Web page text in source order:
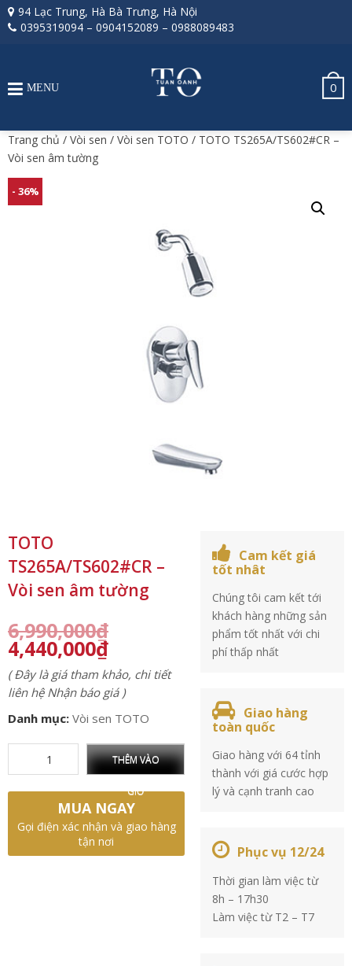
94 Lạc Trung, Hà Bà Trưng, Hà Nội
0395319094 – 0904152089 – 0988089483
0
MENU
Trang chủ / Vòi sen / Vòi sen TOTO / TOTO TS265A/TS602#CR –
Vòi sen âm tường
- 36%
TOTO
TS265A/TS602#CR –
Vòi sen âm tường
6,990,000₫
4,440,000₫
( Đây là giá tham khảo, chi tiết
liên hệ Nhận báo giá )
Danh mục: Vòi sen TOTO
THÊM VÀO
GIỎ
MUA NGAY
Gọi điện xác nhận và giao hàng
tận nơi
Cam kết giá
tốt nhât
Chúng tôi cam kết tới
khách hàng những sản
phẩm tốt nhất với chi
phí thấp nhất
Giao hàng
toàn quốc
Giao hàng với 64 tỉnh
thành với giá cước hợp
lý và cạnh tranh cao
Phục vụ 12/24
Thời gian làm việc từ
8h – 17h30
Làm việc từ T2 – T7